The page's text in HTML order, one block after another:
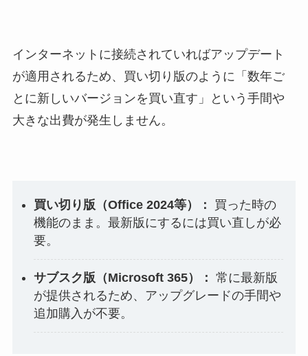
インターネットに接続されていればアップデート
が適用されるため、買い切り版のように「数年ご
とに新しいバージョンを買い直す」という手間や
大きな出費が発生しません。
買い切り版（Office 2024等）：
買った時の
機能のまま。最新版にするには買い直しが必
要。
サブスク版（Microsoft 365）： 常に最新版
が提供されるため、アップグレードの手間や
追加購入が不要。